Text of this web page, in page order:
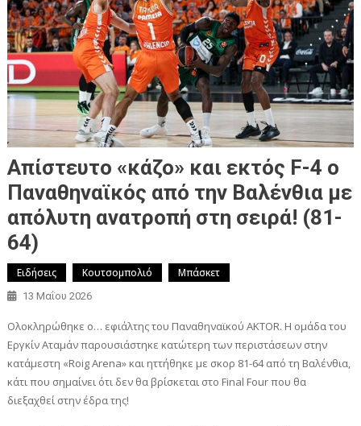
Απίστευτο «κάζο» και εκτός F-4 ο
Παναθηναϊκός από την Βαλένθια με
απόλυτη ανατροπή στη σειρά! (81-
64)
Ειδήσεις Κουτσομπολιό Μπάσκετ
13 Μαΐου 2026
Ολοκληρώθηκε ο… εφιάλτης του Παναθηναϊκού AKTOR. Η ομάδα του
Εργκίν Αταμάν παρουσιάστηκε κατώτερη των περιστάσεων στην
κατάμεστη «Roig Arena» και ηττήθηκε με σκορ 81-64 από τη Βαλένθια,
κάτι που σημαίνει ότι δεν θα βρίσκεται στο Final Four που θα
διεξαχθεί στην έδρα της!